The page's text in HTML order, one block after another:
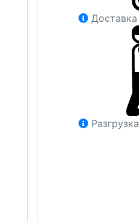
Доставка
Разгрузка